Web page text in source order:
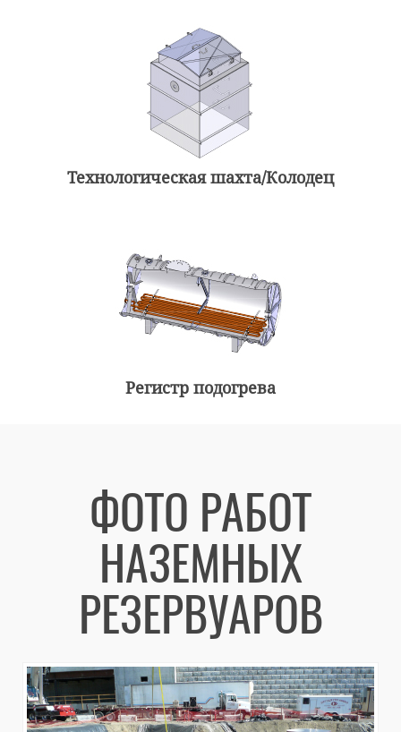
Технологическая шахта/Колодец
Регистр подогрева
ФОТО РАБОТ
НАЗЕМНЫХ
РЕЗЕРВУАРОВ